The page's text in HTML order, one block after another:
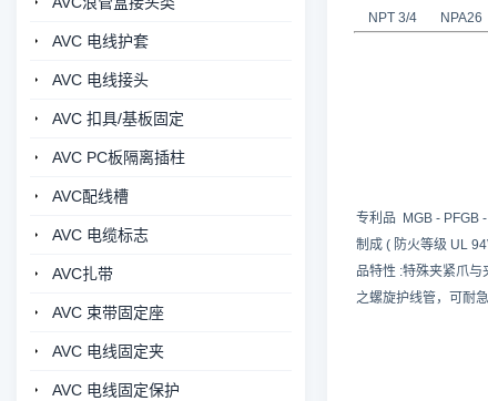
AVC 电线护套
AVC 电线接头
AVC 扣具/基板固定
AVC PC板隔离插柱
AVC配线槽
AVC 电缆标志
AVC扎带
AVC 束带固定座
AVC 电线固定夹
AVC 电线固定保护
NPT 3/4
专利品 MGB - PFGB
制成 ( 防火等级 UL
品特性 :特殊夹紧爪
之螺旋护线管，可耐